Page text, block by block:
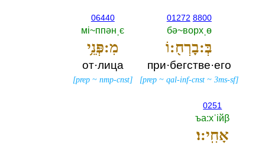
01272 8800
бә~ворхˌө
בְּ:בָרְח֖:וֹ
при·бегстве·его
[prep ~qal-inf-cnst ~3ms-sf]
06440
мi~ппәнˌє
מִ:פְּנֵ֥י
от·лица
[prep ~nmp-cnst]
0251
ъа:хˈiйβ
אָחִֽי:ו׃